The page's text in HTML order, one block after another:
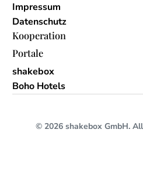
Impressum
Datenschutz
Kooperation
Portale
shakebox
Boho Hotels
© 2026 shakebox GmbH.